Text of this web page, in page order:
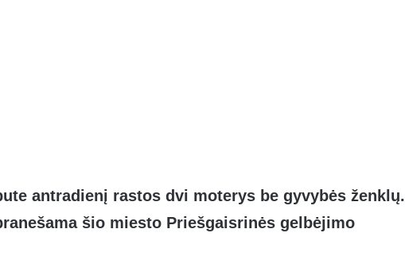
antradienį rastos dvi moterys be gyvybės ženklų.
šio miesto Priešgaisrinės gelbėjimo